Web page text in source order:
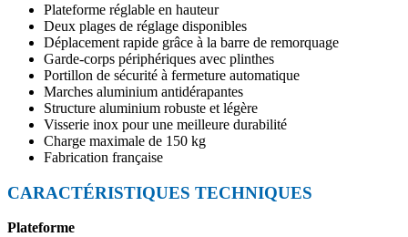
Plateforme réglable en hauteur
Deux plages de réglage disponibles
Déplacement rapide grâce à la barre de remorquage
Garde-corps périphériques avec plinthes
Portillon de sécurité à fermeture automatique
Marches aluminium antidérapantes
Structure aluminium robuste et légère
Visserie inox pour une meilleure durabilité
Charge maximale de 150 kg
Fabrication française
CARACTÉRISTIQUES TECHNIQUES
Plateforme